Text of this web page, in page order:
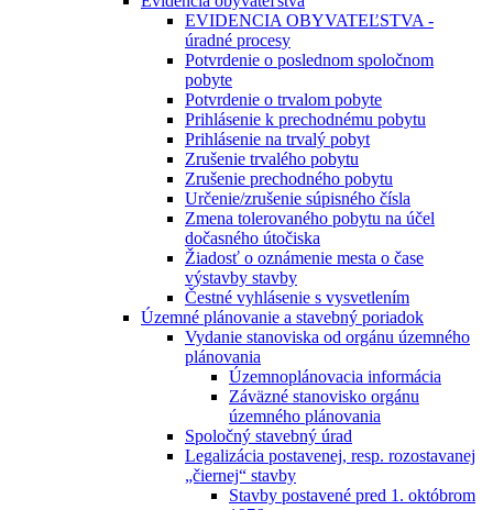
EVIDENCIA OBYVATEĽSTVA -
úradné procesy
Potvrdenie o poslednom spoločnom
pobyte
Potvrdenie o trvalom pobyte
Prihlásenie k prechodnému pobytu
Prihlásenie na trvalý pobyt
Zrušenie trvalého pobytu
Zrušenie prechodného pobytu
Určenie/zrušenie súpisného čísla
Zmena tolerovaného pobytu na účel
dočasného útočiska
Žiadosť o oznámenie mesta o čase
výstavby stavby
Čestné vyhlásenie s vysvetlením
Územné plánovanie a stavebný poriadok
Vydanie stanoviska od orgánu územného
plánovania
Územnoplánovacia informácia
Záväzné stanovisko orgánu
územného plánovania
Spoločný stavebný úrad
Legalizácia postavenej, resp. rozostavanej
„čiernej“ stavby
Stavby postavené pred 1. októbrom